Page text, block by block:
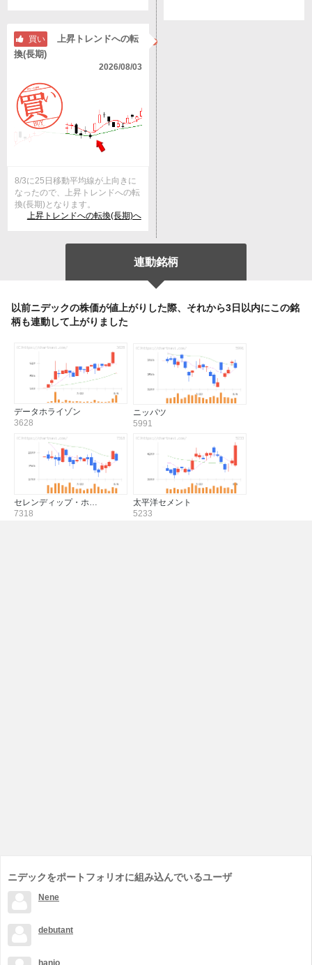
買い
上昇トレンドへの転
換(長期)
2026/08/03
8/3に25日移動平均線が上向きに
なったので、上昇トレンドへの転
換(長期)となります。
上昇トレンドへの転換(長期)へ
連動銘柄
以前ニデックの株価が値上がりした際、それから3日以内にこの銘
柄も連動して上がりました
データホライゾン
3628
ニッパツ
5991
セレンディップ・ホ…
7318
太平洋セメント
5233
ニデックをポートフォリオに組み込んでいるユーザ
Nene
debutant